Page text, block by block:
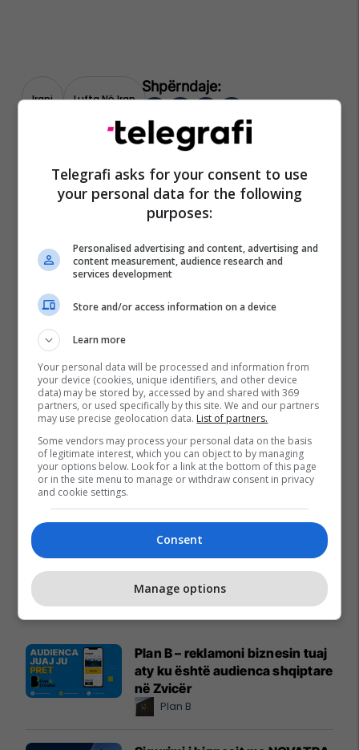
Irani Lufta Në Iran
Promo Reklamo këtu
Plan B – reklamoni biznesin tuaj
aty ku është audienca shqiptare
në Zvicër
Plan B
Telegrafi asks for your consent to use
your personal data for the following
purposes:
Personalised advertising and content, advertising and
content measurement, audience research and
services development
Store and/or access information on a device
Learn more
Your personal data will be processed and information from
your device (cookies, unique identifiers, and other device
data) may be stored by, accessed by and shared with 369
partners, or used specifically by this site. We and our partners
may use precise geolocation data. List of partners.
Some vendors may process your personal data on the basis
of legitimate interest, which you can object to by managing
your options below. Look for a link at the bottom of this page
or in the site menu to manage or withdraw consent in privacy
and cookie settings.
Consent
Manage options